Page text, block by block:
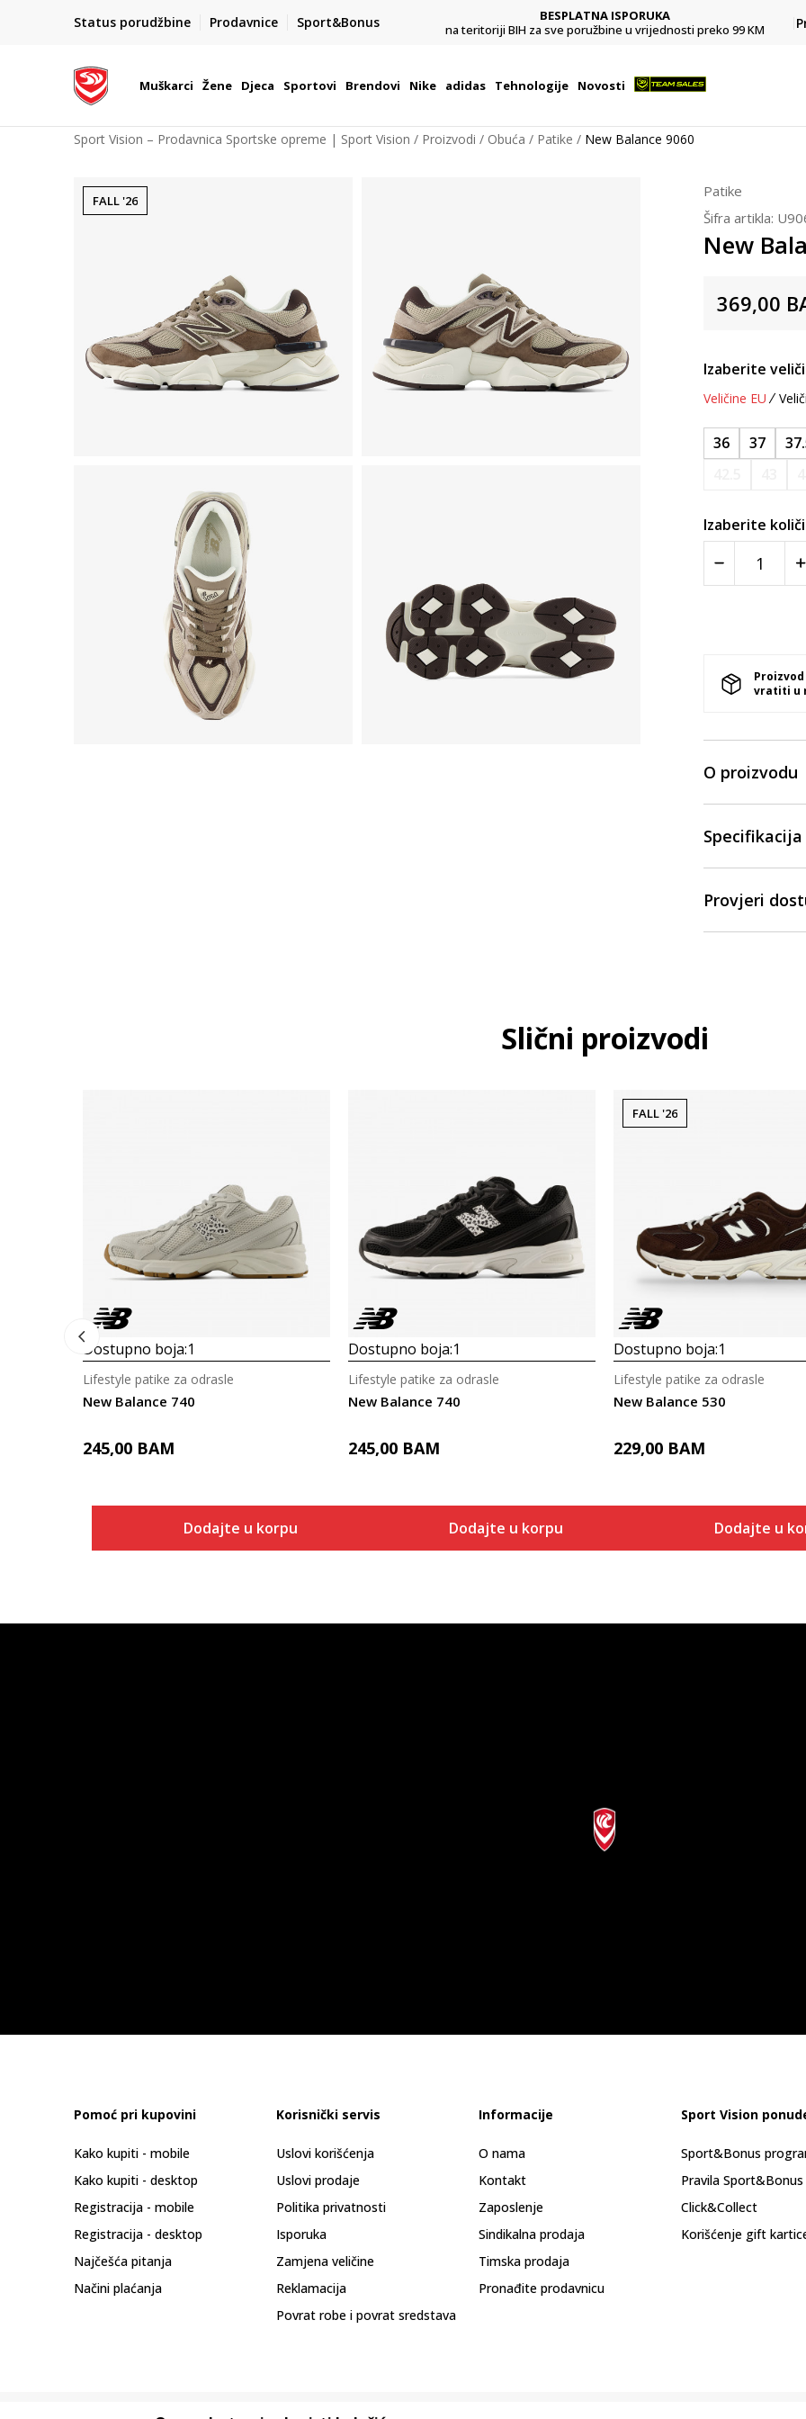
Status porudžbine Prodavnice Sport&Bonus
POZOVITE NAS NA : 055/490-400
Pon-Pet od 9h - 16h
BESPLATNA ISPORUKA
na teritoriji BIH za sve poružbine u vrijednosti preko 99 KM
Muškarci Žene Djeca Sportovi Brendovi Nike adidas Tehnologije Novosti
Sport Vision – Prodavnica Sportske opreme | Sport Vision Proizvodi Obuća Patike New Balance 9060
FALL '26
Patike
Šifra artikla:
New
369,00
Izaberite
Veličine EU
36 37
Izaberite
vratiti u
O proizvodu
Specifikacija
Provjeri
Slični proizvodi
Dostupno boja:1
New Balance 740
Lifestyle patike za odrasle
245,00 BAM
Dodajte u korpu
Dostupno boja:1
New Balance 740
Lifestyle patike za odrasle
245,00 BAM
Dodajte u korpu
FALL '26
Dostupno boja:1
New Balance 530
Lifestyle patike za odrasle
229,00 BAM
Dodajte u
Pomoć pri kupovini
Kako kupiti - mobile
Kako kupiti - desktop
Registracija - mobile
Registracija - desktop
Najčešća pitanja
Načini plaćanja
Korisnički servis
Uslovi korišćenja
Uslovi prodaje
Politika privatnosti
Isporuka
Zamjena veličine
Reklamacija
Povrat robe i povrat sredstava
Informacije
O nama
Kontakt
Zaposlenje
Sindikalna prodaja
Timska prodaja
Pronađite prodavnicu
Sport Vision
Sport&Bonus
Pravila
Click&Collect
Korišćenje gift